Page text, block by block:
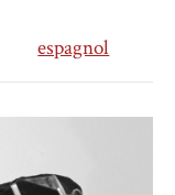
espagnol